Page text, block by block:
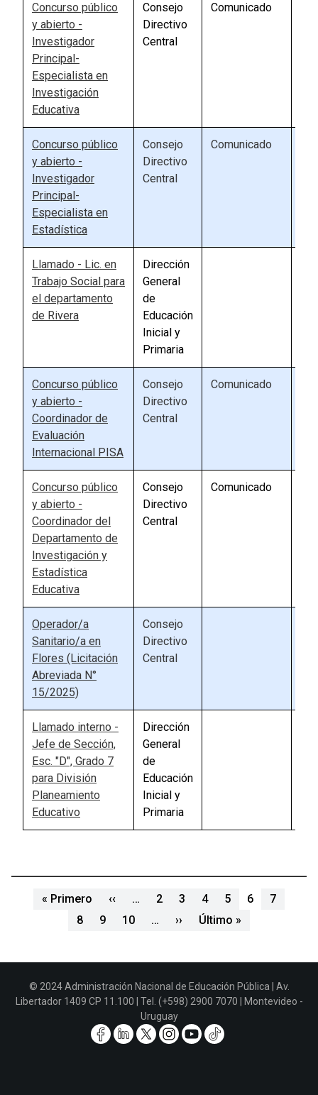
Concurso público
y abierto -
Investigador
Principal-
Especialista en
Investigación
Educativa
Consejo
Directivo
Central
Comunicado
Concurso público
y abierto -
Investigador
Principal-
Especialista en
Estadística
Consejo
Directivo
Central
Comunicado
Llamado - Lic. en
Trabajo Social para
el departamento
de Rivera
Dirección
General
de
Educación
Inicial y
Primaria
Concurso público
y abierto -
Coordinador de
Evaluación
Internacional PISA
Consejo
Directivo
Central
Comunicado
Concurso público
y abierto -
Coordinador del
Departamento de
Investigación y
Estadística
Educativa
Consejo
Directivo
Central
Comunicado
Operador/a
Sanitario/a en
Flores (Licitación
Abreviada N°
15/2025)
Consejo
Directivo
Central
Llamado interno -
Jefe de Sección,
Esc. "D", Grado 7
para División
Planeamiento
Educativo
Dirección
General
de
Educación
Inicial y
Primaria
Paginación
« Primero Primera página
‹‹Página anterior
… 2 3 4 5 6
7
8
9 10 … ››Siguiente página
Último »Última página
© 2024 Administración Nacional de Educación Pública | Av.
Libertador 1409 CP 11.100 | Tel. (+598) 2900 7070 | Montevideo -
Uruguay